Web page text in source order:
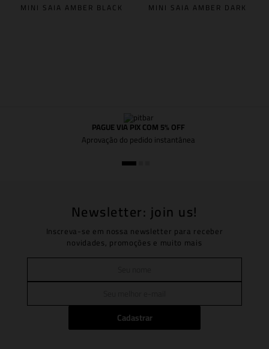
MINI SAIA AMBER BLACK MINI SAIA AMBER DARK
PAGUE VIA PIX COM 5% OFF
Aprovação do pedido instantânea
Newsletter: join us!
Inscreva-se em nossa newsletter para receber
novidades, promoções e muito mais
Cadastrar